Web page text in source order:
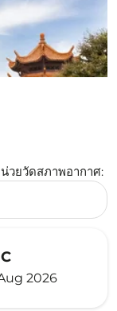
วยวัดสภาพอากาศ:
2026